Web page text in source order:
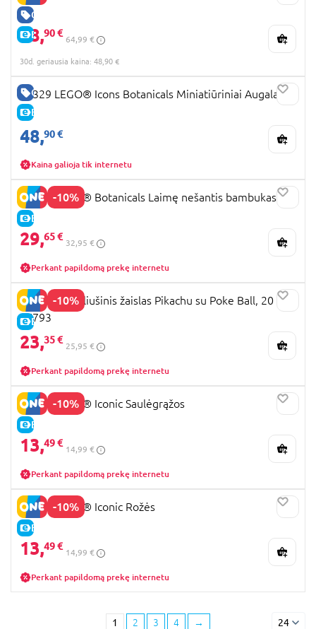
GERA KAINA
E-KAINA
48,90 €
64,99 €
30d. geriausia kaina: 48,90 €
GERA KAINA
E-KAINA
10329 LEGO® Icons Botanicals Miniatiūriniai Augalai
48,90 €
Kaina galioja tik internetu
-10%
E-KAINA
10344 LEGO® Botanicals Laimę nešantis bambukas
29,65 €
32,95 €
Perkant papildomą prekę internetu
-10%
E-KAINA
POKEMON pliušinis žaislas Pikachu su Poke Ball, 20 cm,
97793
23,35 €
25,95 €
Perkant papildomą prekę internetu
-10%
E-KAINA
40524 LEGO® Iconic Saulėgrąžos
13,49 €
14,99 €
Perkant papildomą prekę internetu
-10%
E-KAINA
40460 LEGO® Iconic Rožės
13,49 €
14,99 €
Perkant papildomą prekę internetu
1 2 3 4 → 24